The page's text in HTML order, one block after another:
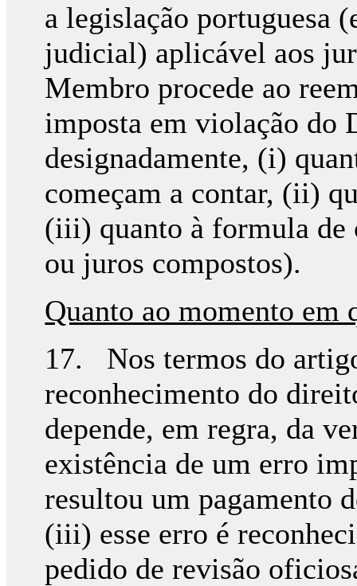
a legislação portuguesa
judicial) aplicável aos
Membro procede ao
imposta em violação do
designadamente, (i)
começam a contar, (ii)
(iii) quanto à formula de
ou juros compostos).
Quanto ao momento em
17. Nos termos do
reconhecimento do
depende, em regra, da
existência de um erro
resultou um pagamento
(iii) esse erro é
pedido de revisão